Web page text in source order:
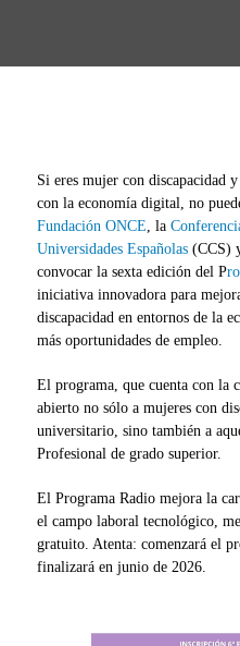
Si eres mujer con discapacidad
con la economía digital, no
Fundación ONCE , la
Universidades Españolas (CCS)
convocar la sexta edición del P
iniciativa innovadora para
discapacidad en entornos de la
más oportunidades de empleo.
El programa, que cuenta con la
abierto no sólo a mujeres con
universitario, sino también a
Profesional de grado superior.
El Programa Radio mejora la
el campo laboral tecnológico,
gratuito. Atenta: comenzará el
finalizará en junio de 2026.